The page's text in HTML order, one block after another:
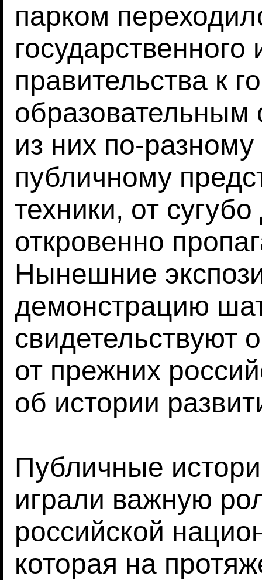
парком
государственного
правительства к
образовательным
из них по-
публичному
техники, от
откровенно
Нынешние
демонстрацию
свидетельствуют
от прежних
об истории
Публичные
играли важную
российской
которая на